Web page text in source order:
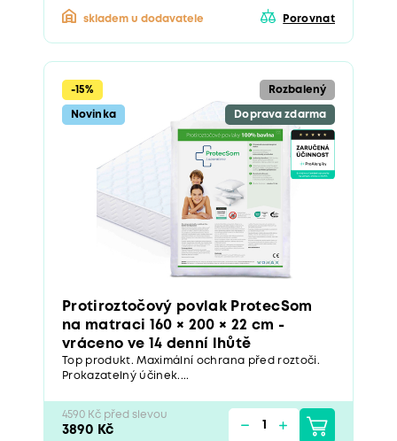
skladem u dodavatele Porovnat
Novinka
Rozbalený
-15%
Doprava zdarma
Protiroztočový povlak ProtecSom
na matraci 160 × 200 × 22 cm -
vráceno ve 14 denní lhůtě
Top produkt. Maximální ochrana před roztoči.
Prokazatelný účinek....
4590 Kč před slevou
3890 Kč